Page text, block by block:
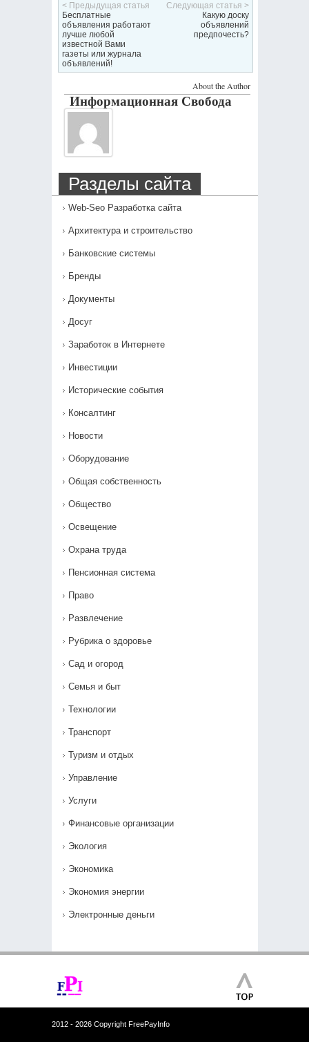
< Предыдущая статья
Бесплатные
объявления работают
лучше любой
известной Вами
газеты или журнала
объявлений!
Следующая статья >
Какую доску
объявлений
предпочесть?
About the Author
Информационная Свобода
Разделы сайта
Web-Seo Разработка сайта
Архитектура и строительство
Банковские системы
Бренды
Документы
Досуг
Заработок в Интернете
Инвестиции
Исторические события
Консалтинг
Новости
Оборудование
Общая собственность
Общество
Освещение
Охрана труда
Пенсионная система
Право
Развлечение
Рубрика о здоровье
Сад и огород
Семья и быт
Технологии
Транспорт
Туризм и отдых
Управление
Услуги
Финансовые организации
Экология
Экономика
Экономия энергии
Электронные деньги
2012 - 2026 Copyright FreePayInfo